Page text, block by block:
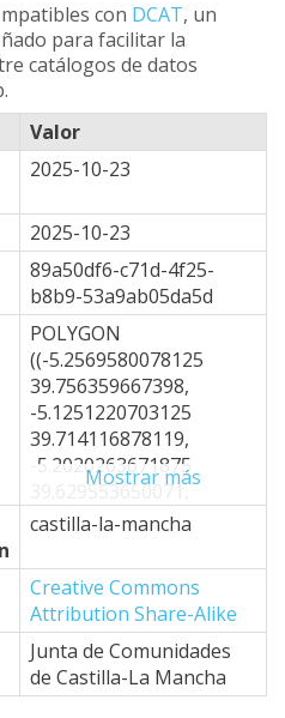
con DCAT, un
para facilitar la
catálogos de datos
Valor
2025-10-23
2025-10-23
89a50df6-c71d-4f25-
b8b9-53a9ab05da5d
POLYGON
((-5.2569580078125
39.756359667398,
-5.1251220703125
39.714116878119,
-5.2020263671875
39.629553650071,
-4.8724365234375
-4.6746826171875
39.50251479253,
-4.7076416015625
39.264753301887,
-4.6966552734375
39.196672742478,
Mostrar más
castilla-la-mancha
Creative Commons
Attribution Share-Alike
Junta de Comunidades
de Castilla-La Mancha